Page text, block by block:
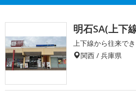
明石SA(上下
上下線から往来で
関西 / 兵庫県